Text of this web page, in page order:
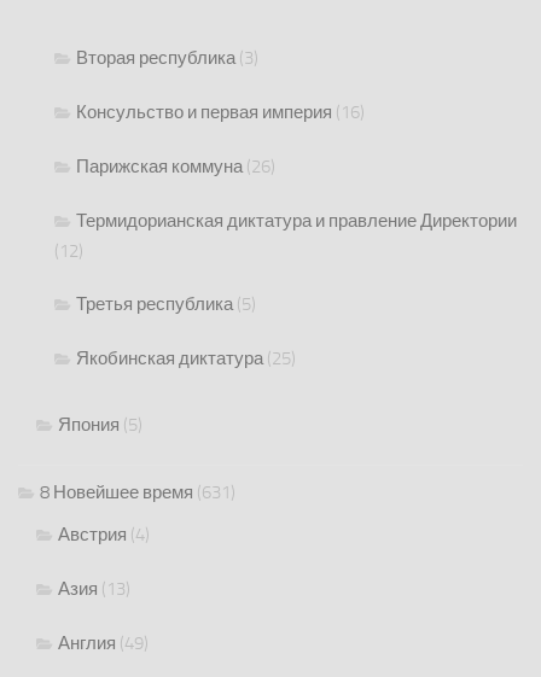
Вторая республика(3)
Консульство и первая империя (16)
Парижская коммуна(26)
Термидорианская диктатура и правление Директории
(12)
Третья республика(5)
Якобинская диктатура(25)
Япония (5)
8 Новейшее время (631)
Австрия (4)
Азия (13)
Англия (49)